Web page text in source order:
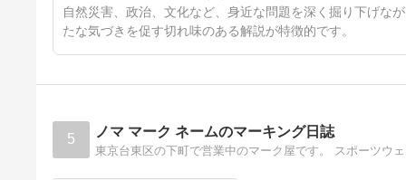
自然災害、政治、文化など、身近な問題を深く掘り下げな
たな気づきを促す切れ味のある解説が特徴的です。
5 ノマ マーク ネームのマーキング日誌
東京台東区の下町で営業中のマーク屋です。 スポーツウ